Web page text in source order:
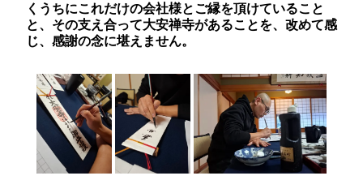
くうちにこれだけの会社様とご縁を頂けていること
と、その支え合って大安禅寺があることを、改めて感
じ、感謝の念に堪えません。